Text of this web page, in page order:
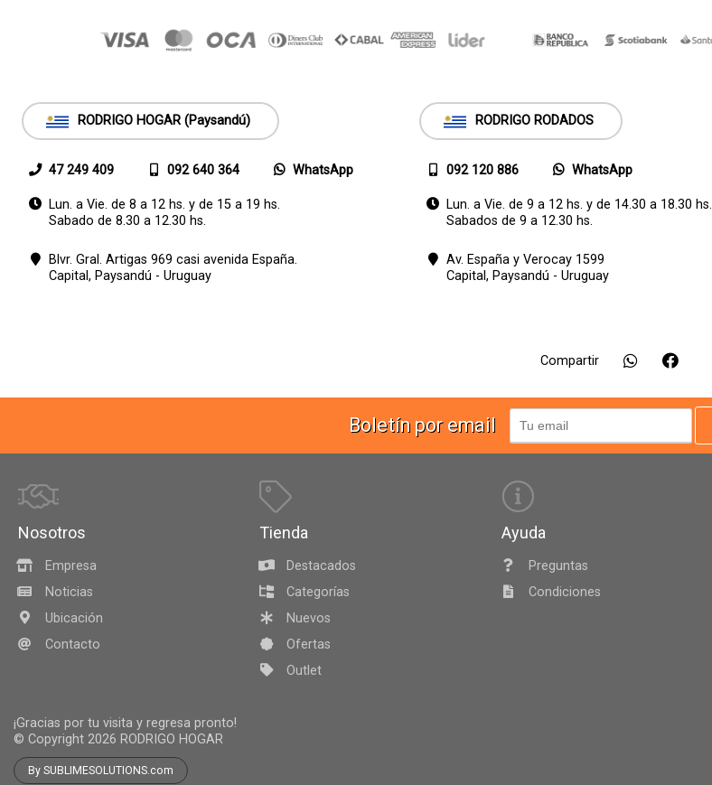
RODRIGO HOGAR (Paysandú)
47 249 409 092 640 364 WhatsApp
Lun. a Vie. de 8 a 12 hs. y de 15 a 19 hs.
Sabado de 8.30 a 12.30 hs.
Blvr. Gral. Artigas 969 casi avenida España.
Capital, Paysandú - Uruguay
RODRIGO RODADOS
092 120 886 WhatsApp
Lun. a Vie. de 9 a 12 hs. y de 14.30 a 18.30 hs.
Sabados de 9 a 12.30 hs.
Av. España y Verocay 1599
Capital, Paysandú - Uruguay
Compartir
Boletín por email
Nosotros
Empresa
Noticias
Ubicación
Contacto
Tienda
Destacados
Categorías
Nuevos
Ofertas
Outlet
Ayuda
Preguntas
Condiciones
¡Gracias por tu visita y regresa pronto!
© Copyright 2026 RODRIGO HOGAR
By SUBLIMESOLUTIONS.com